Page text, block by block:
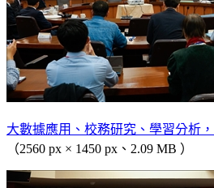
大數據應用、校務研究、學習分析
（2560 px × 1450 px、2.09 MB ）